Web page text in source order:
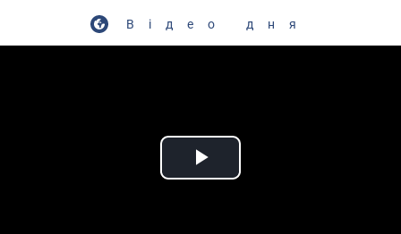
Відео дня
Play Video